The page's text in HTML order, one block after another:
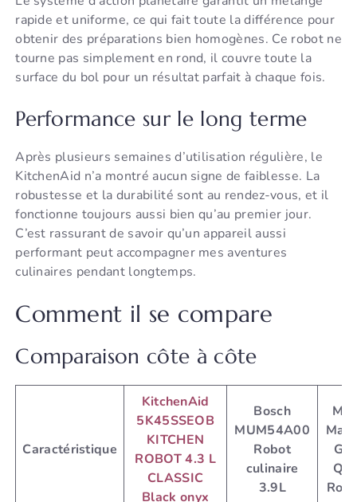
rapide et uniforme, ce qui fait toute la différence pour
obtenir des préparations bien homogènes. Ce robot ne
tourne pas simplement en rond, il couvre toute la
surface du bol pour un résultat parfait à chaque fois.
Performance sur le long terme
Après plusieurs semaines d’utilisation régulière, le
KitchenAid n’a montré aucun signe de faiblesse. La
robustesse et la durabilité sont au rendez-vous, et il
fonctionne toujours aussi bien qu’au premier jour.
C’est rassurant de savoir qu’un appareil aussi
performant peut accompagner mes aventures
culinaires pendant longtemps.
Comment il se compare
Comparaison côte à côte
Caractéristique
KitchenAid
5K45SSEOB
KITCHEN
ROBOT 4.3 L
CLASSIC
Black onyx
Bosch
MUM54A00
Robot
culinaire
3.9L